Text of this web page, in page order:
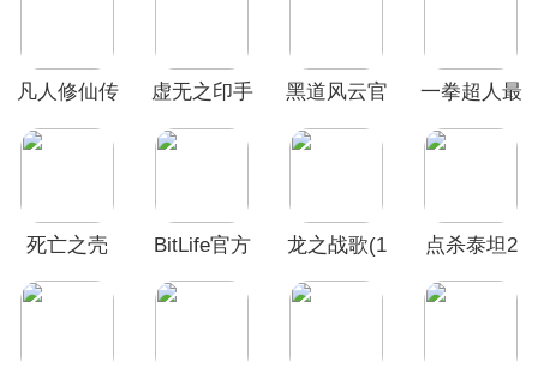
凡人修仙传
虚无之印手
黑道风云官
一拳超人最
死亡之壳
BitLife官方
龙之战歌(1
点杀泰坦2